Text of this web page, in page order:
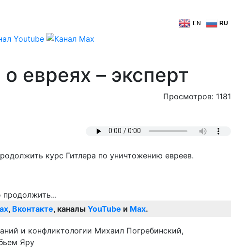
EN RU
евреях – эксперт
Просмотров: 1181
курс Гитлера по уничтожению евреев.
, Вконтакте, каналы YouTube и Max.
и конфликтологии Михаил Погребинский,
Яру